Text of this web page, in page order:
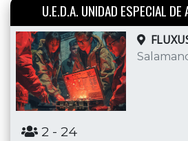
U.E.D.A. UNIDAD ESPECIAL
2 - 24